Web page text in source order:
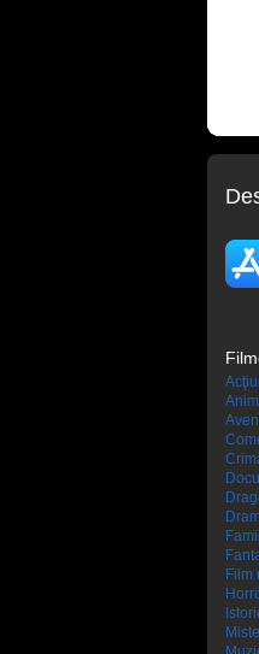
Film